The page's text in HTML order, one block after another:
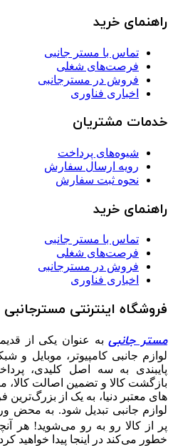
راهنمای خرید
تماس با مستر جانبی
فرصت‌های شغلی
فروش در مسترجانبی
اخباری فناوری
خدمات مشتریان
شیوه‌های پرداخت
رویه ارسال سفارش
نحوه ثبت سفارش
راهنمای خرید
تماس با مستر جانبی
فرصت‌های شغلی
فروش در مسترجانبی
اخباری فناوری
فروشگاه اینترنتی مسترجانبی
مستر جانبی به عنوان یکی از
لوازم جانبی کامپیوتر، موبایل و
بازگشت کالا و تضمین اصالت کالا،
های معتبر دنیا، به یک از بزرگ‌ترین
لوازم جانبی تبدیل شود. به محض
پر از کالا رو به رو می‌شوید! هر
خطور می‌کند در اینجا پیدا خواهید